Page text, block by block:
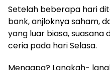
Setelah beberapa hari
bank, anjloknya saham,
yang luar biasa, suasana
ceria pada hari Selasa.